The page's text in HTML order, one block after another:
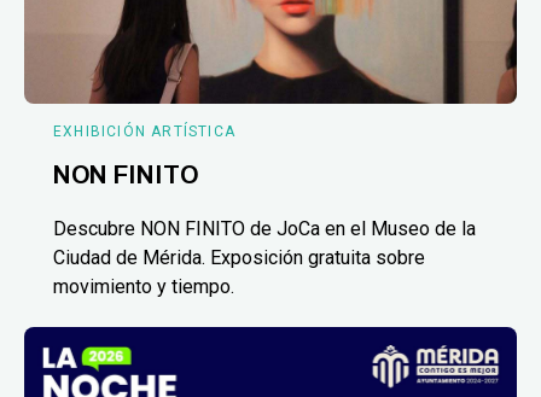
EXHIBICIÓN ARTÍSTICA
NON FINITO
Descubre NON FINITO de JoCa en el Museo de la
Ciudad de Mérida. Exposición gratuita sobre
movimiento y tiempo.